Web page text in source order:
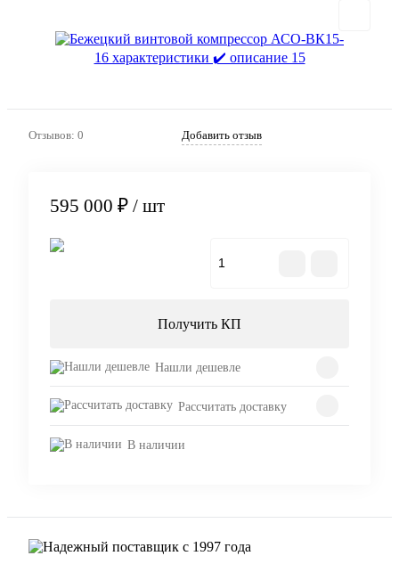
Отзывов: 0 Добавить отзыв
595 000 ₽ / шт
Получить КП
Нашли дешевле
Рассчитать доставку
В наличии